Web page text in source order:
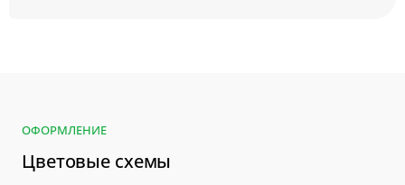
ОФОРМЛЕНИЕ
Цветовые схемы